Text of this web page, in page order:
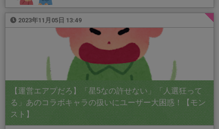
2023年11月05日 13:49
【運営エアプだろ】「星5なの許せない」「人選狂って
る」あのコラボキャラの扱いにユーザー大困惑！【モン
スト】